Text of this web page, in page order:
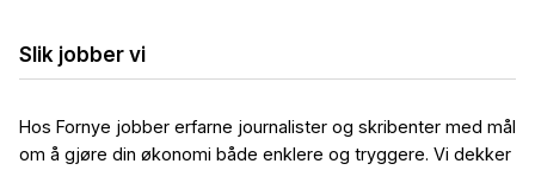
Slik jobber vi
Hos Fornye jobber erfarne journalister og skribenter med mål
om å gjøre din økonomi både enklere og tryggere. Vi dekker